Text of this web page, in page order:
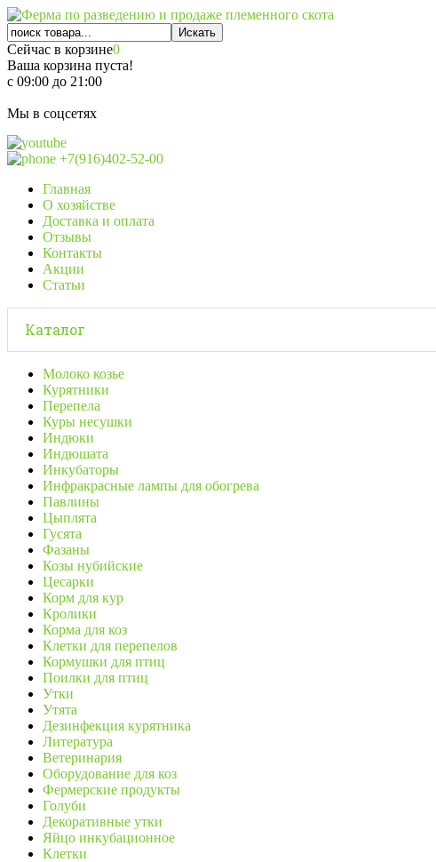
Сейчас в корзине0
Ваша корзина пуста!
с 09:00 до 21:00
Мы в соцсетях
+7(916)402-52-00
Главная
О хозяйстве
Доставка и оплата
Отзывы
Контакты
Акции
Статьи
Каталог
Молоко козье
Курятники
Перепела
Куры несушки
Индюки
Индюшата
Инкубаторы
Инфракрасные лампы для обогрева
Павлины
Цыплята
Гусята
Фазаны
Козы нубийские
Цесарки
Корм для кур
Кролики
Корма для коз
Клетки для перепелов
Кормушки для птиц
Поилки для птиц
Утки
Утята
Дезинфекция курятника
Литература
Ветеринария
Оборудование для коз
Фермерские продукты
Голуби
Декоративные утки
Яйцо инкубационное
Клетки